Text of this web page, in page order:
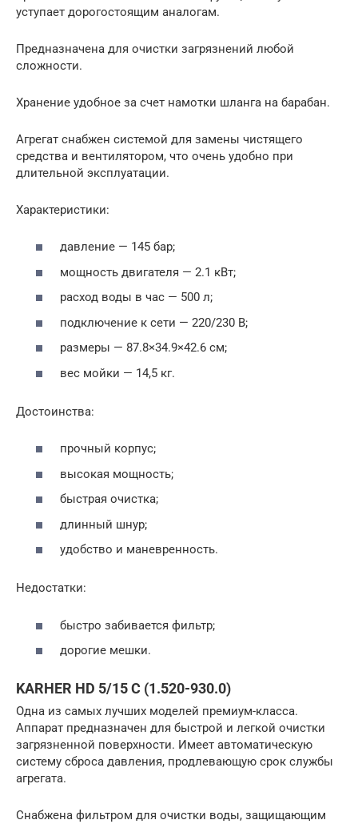
уступает дорогостоящим аналогам.
Предназначена для очистки загрязнений любой
сложности.
Хранение удобное за счет намотки шланга на барабан.
Агрегат снабжен системой для замены чистящего
средства и вентилятором, что очень удобно при
длительной эксплуатации.
Характеристики:
давление — 145 бар;
мощность двигателя — 2.1 кВт;
расход воды в час — 500 л;
подключение к сети — 220/230 В;
размеры — 87.8×34.9×42.6 см;
вес мойки — 14,5 кг.
Достоинства:
прочный корпус;
высокая мощность;
быстрая очистка;
длинный шнур;
удобство и маневренность.
Недостатки:
быстро забивается фильтр;
дорогие мешки.
KARHER HD 5/15 C (1.520-930.0)
Одна из самых лучших моделей премиум-класса.
Аппарат предназначен для быстрой и легкой очистки
загрязненной поверхности. Имеет автоматическую
систему сброса давления, продлевающую срок службы
агрегата.
Снабжена фильтром для очистки воды, защищающим